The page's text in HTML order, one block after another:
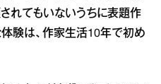
されてもいないうちに表題作
体験は、作家生活10年で初め